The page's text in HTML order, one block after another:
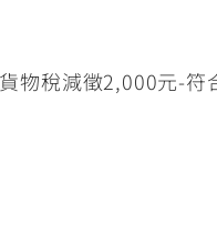
物稅減徵2,000元-